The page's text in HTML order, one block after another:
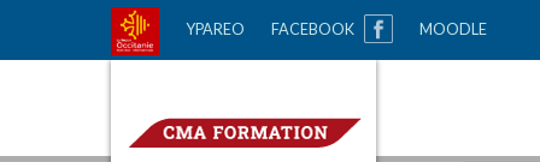
GO
MAIN
YPAREO FACEBOOK MOODLE